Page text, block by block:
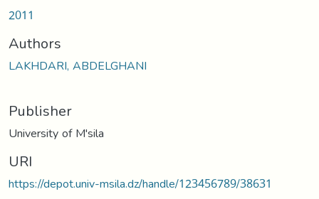
2011
Authors
LAKHDARI, ABDELGHANI
Publisher
University of M'sila
URI
https://depot.univ-msila.dz/handle/123456789/38631